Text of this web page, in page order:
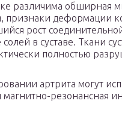
различима обширная
признаки деформации
рост
в суставе. Ткани
полностью
артрита могут
резонансная